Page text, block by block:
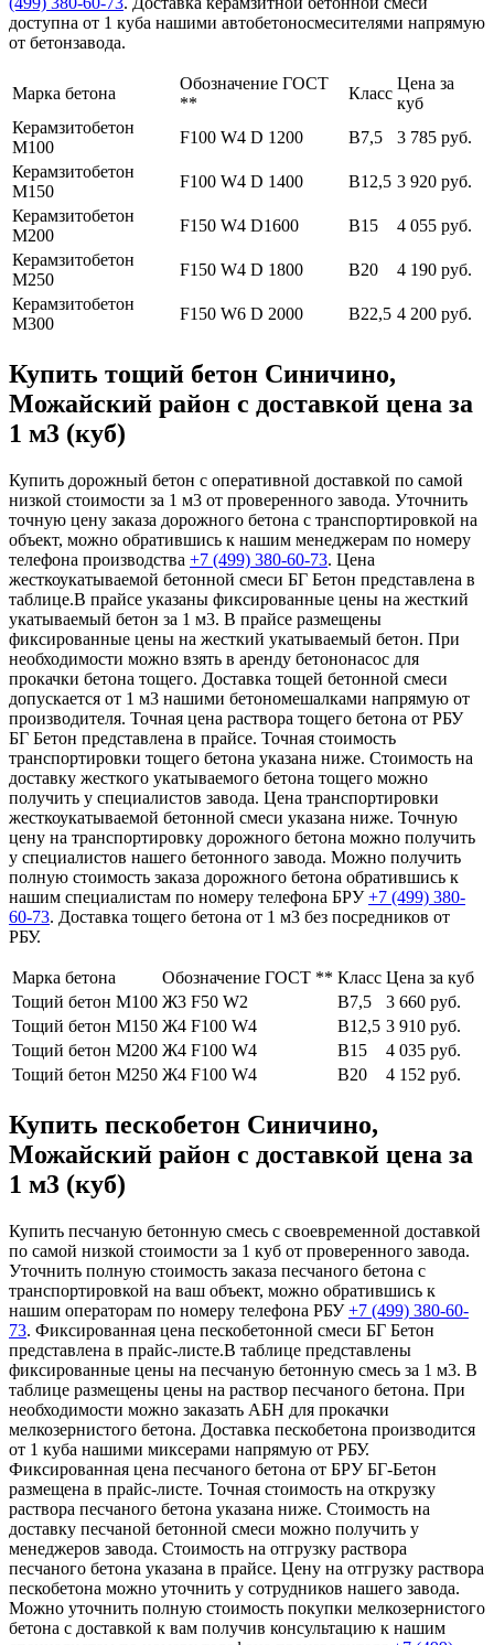
доступна от 1 куба нашими автобетоносмесителями напрямую
от бетонзавода.
Марка бетона
Обозначение ГОСТ
**
Класс
Цена за
куб
Керамзитобетон
М100
F100 W4 D 1200 В7,5
3 785 руб.
Керамзитобетон
М150
F100 W4 D 1400 В12,5 3 920 руб.
Керамзитобетон
М200
F150 W4 D1600 В15
4 055 руб.
Керамзитобетон
М250
F150 W4 D 1800 В20
4 190 руб.
Керамзитобетон
М300
F150 W6 D 2000 В22,5 4 200 руб.
Купить тощий бетон Синичино,
Можайский район с доставкой цена за
1 м3 (куб)
Купить дорожный бетон с оперативной доставкой по самой
низкой стоимости за 1 м3 от проверенного завода. Уточнить
точную цену заказа дорожного бетона с транспортировкой на
объект, можно обратившись к нашим менеджерам по номеру
телефона производства +7 (499) 380-60-73. Цена
жесткоукатываемой бетонной смеси БГ Бетон представлена в
таблице.В прайсе указаны фиксированные цены на жесткий
укатываемый бетон за 1 м3. В прайсе размещены
фиксированные цены на жесткий укатываемый бетон. При
необходимости можно взять в аренду бетононасос для
прокачки бетона тощего. Доставка тощей бетонной смеси
допускается от 1 м3 нашими бетономешалками напрямую от
производителя. Точная цена раствора тощего бетона от РБУ
БГ Бетон представлена в прайсе. Точная стоимость
транспортировки тощего бетона указана ниже. Стоимость на
доставку жесткого укатываемого бетона тощего можно
получить у специалистов завода. Цена транспортировки
жесткоукатываемой бетонной смеси указана ниже. Точную
цену на транспортировку дорожного бетона можно получить
у специалистов нашего бетонного завода. Можно получить
полную стоимость заказа дорожного бетона обратившись к
нашим специалистам по номеру телефона БРУ+7 (499) 380-
60-73. Доставка тощего бетона от 1 м3 без посредников от
РБУ.
Марка бетона Обозначение ГОСТ ** Класс Цена за куб
Тощий бетон М100 Ж3 F50 W2 В7,5
3 660 руб.
Тощий бетон М150 Ж4 F100 W4 В12,5 3 910 руб.
Тощий бетон М200 Ж4 F100 W4 В15
4 035 руб.
Тощий бетон М250 Ж4 F100 W4 В20 4 152 руб.
Купить пескобетон Синичино,
Можайский район с доставкой цена за
1 м3 (куб)
Купить песчаную бетонную смесь с своевременной доставкой
по самой низкой стоимости за 1 куб от проверенного завода.
Уточнить полную стоимость заказа песчаного бетона с
транспортировкой на ваш объект, можно обратившись к
нашим операторам по номеру телефона РБУ+7 (499) 380-60-
73. Фиксированная цена пескобетонной смеси БГ Бетон
представлена в прайс-листе.В таблице представлены
фиксированные цены на песчаную бетонную смесь за 1 м3. В
таблице размещены цены на раствор песчаного бетона. При
необходимости можно заказать АБН для прокачки
мелкозернистого бетона. Доставка пескобетона производится
от 1 куба нашими миксерами напрямую от РБУ.
Фиксированная цена песчаного бетона от БРУ БГ-Бетон
размещена в прайс-листе. Точная стоимость на открузку
раствора песчаного бетона указана ниже. Стоимость на
доставку песчаной бетонной смеси можно получить у
менеджеров завода. Стоимость на отгрузку раствора
песчаного бетона указана в прайсе. Цену на отгрузку раствора
пескобетона можно уточнить у сотрудников нашего завода.
Можно уточнить полную стоимость покупки мелкозернистого
бетона с доставкой к вам получив консультацию к нашим